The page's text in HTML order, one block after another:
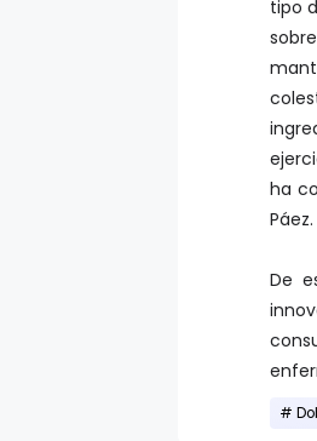
tipo
ha
Páez.
De